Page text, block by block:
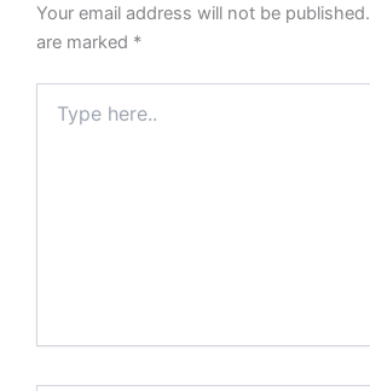
Your email address will not be published.
are marked *
here..